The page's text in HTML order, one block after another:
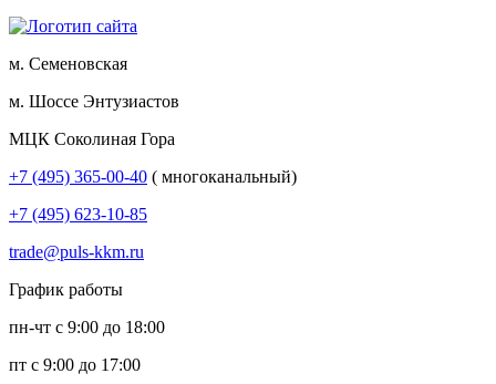
м. Семеновская
м. Шоссе Энтузиастов
МЦК Соколиная Гора
+7 (495) 365-00-40 ( многоканальный)
+7 (495) 623-10-85
trade@puls-kkm.ru
График работы
пн-чт с 9:00 до 18:00
пт с 9:00 до 17:00